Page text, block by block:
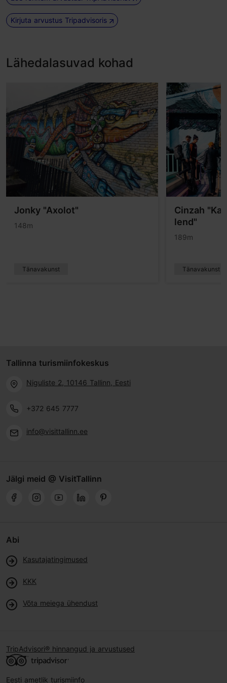
Kirjuta arvustus Tripadvisoris
Lähedalasuvad kohad
Jonky "Axolot"
148m
Tänavakunst
Cinzah
lend"
189m
Tänavakunst
Tallinna turismiinfokeskus
Niguliste 2, 10146 Tallinn, Eesti
+372 645 7777
info@visittallinn.ee
Jälgi meid @ VisitTallinn
Abi
Kasutajatingimused
KKK
Võta meiega ühendust
TripAdvisori® hinnangud ja arvustused
Eesti ametlik turismiinfo